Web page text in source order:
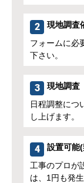
2
現地調査
フォームに必
下さい。
3
現地調査
日程調整につ
し上げます。
4
設置可能
工事のプロが
は、1円も発生